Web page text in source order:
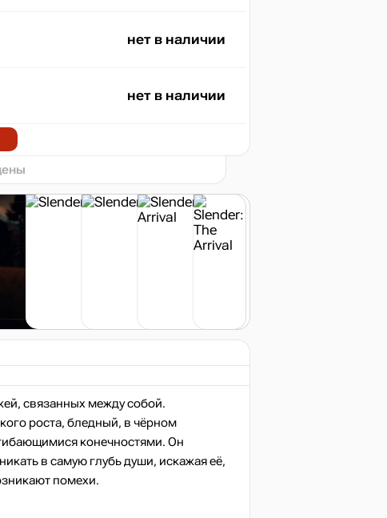
нет в наличии
нет в наличии
связанных между собой.
роста, бледный, в чёрном
конечностями. Он
в самую глубь души, искажая её,
помехи.